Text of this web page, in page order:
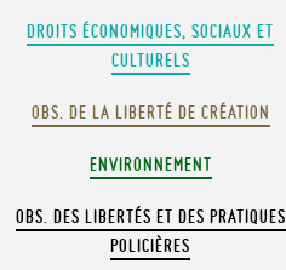
DROITS ÉCONOMIQUES, SOCIAUX ET
CULTURELS
OBS. DE LA LIBERTÉ DE CRÉATION
ENVIRONNEMENT
OBS. DES LIBERTÉS ET DES PRATIQUES
POLICIÈRES